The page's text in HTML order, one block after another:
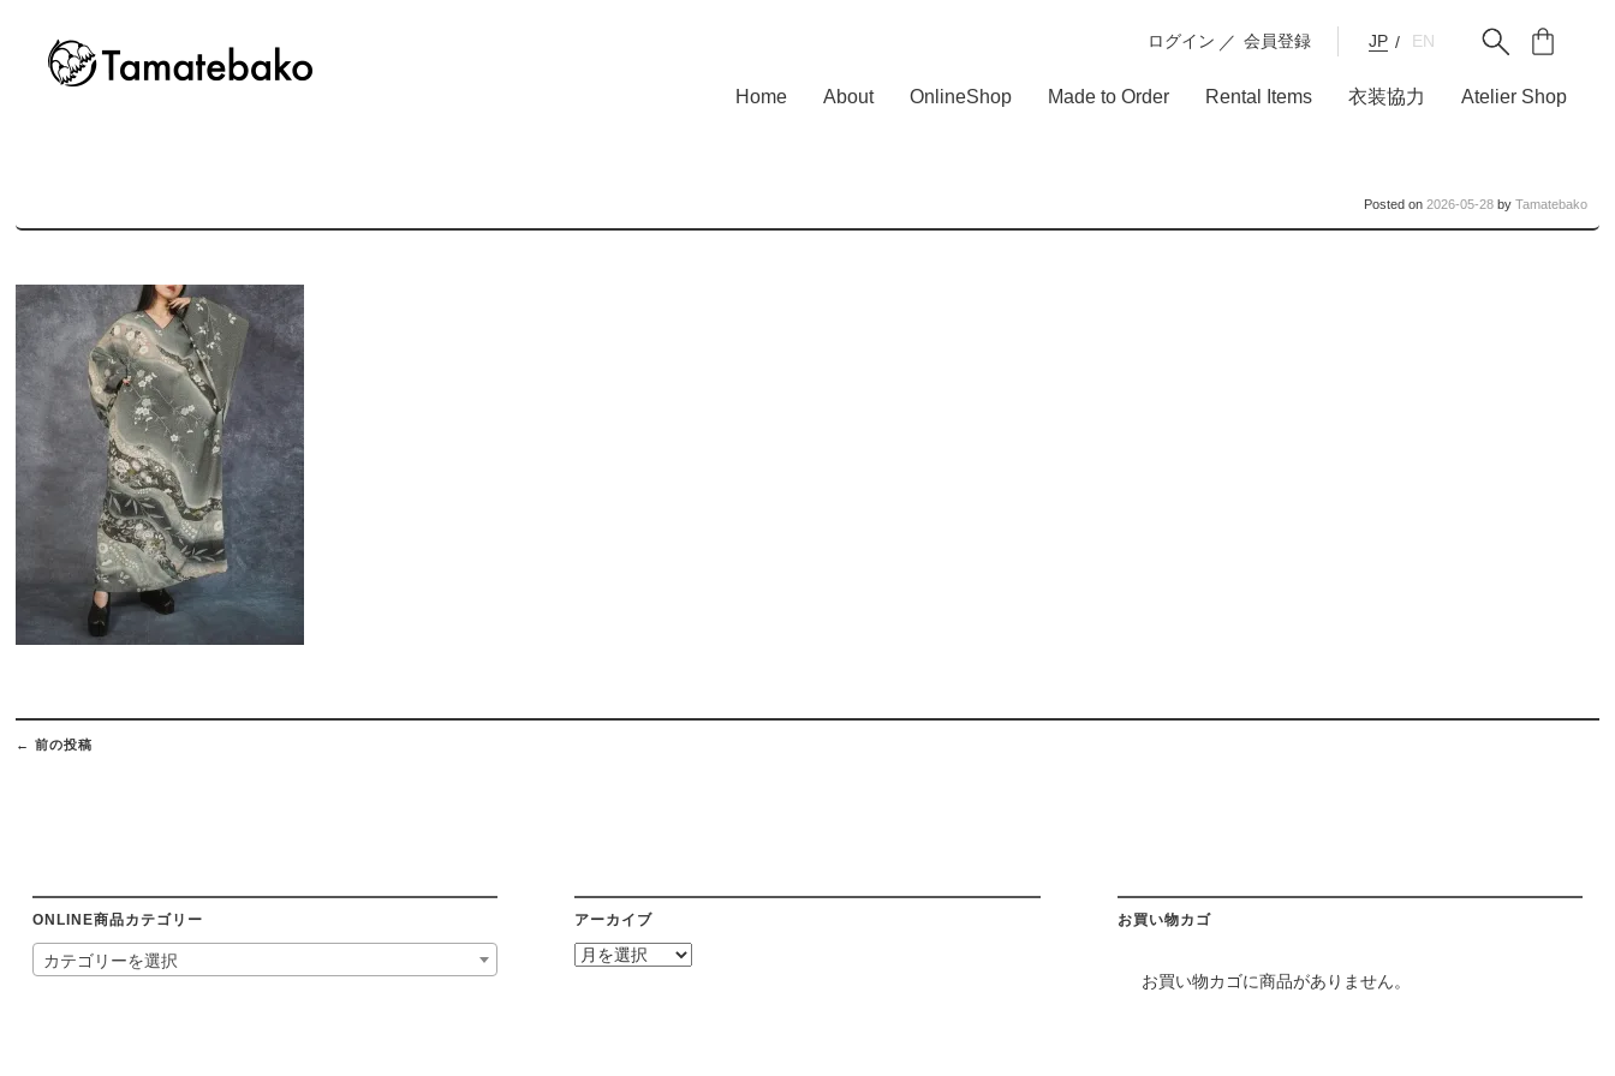
ログイン 会員登録 JP EN
Home About OnlineShop Made to Order Rental Items 衣装協力 Atelier Shop
Posted on 2026-05-28by Tamatebako
Post
navigation
← 前の投稿
ONLINE商品カテゴリー
カテゴリーを選択
アーカイブ
ア
お買い物カゴ
お買い物カゴに商品がありません。